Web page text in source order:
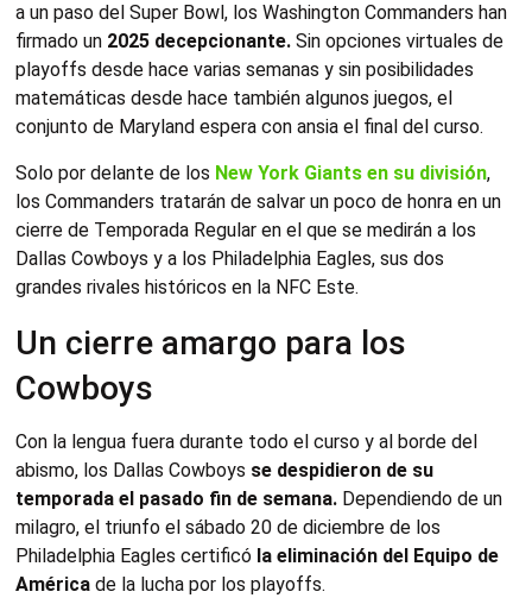
a un paso del Super Bowl, los Washington Commanders han
firmado un 2025 decepcionante. Sin opciones virtuales de
playoffs desde hace varias semanas y sin posibilidades
matemáticas desde hace también algunos juegos, el
conjunto de Maryland espera con ansia el final del curso.
Solo por delante de los New York Giants en su división,
los Commanders tratarán de salvar un poco de honra en un
cierre de Temporada Regular en el que se medirán a los
Dallas Cowboys y a los Philadelphia Eagles, sus dos
grandes rivales históricos en la NFC Este.
Un cierre amargo para los
Cowboys
Con la lengua fuera durante todo el curso y al borde del
abismo, los Dallas Cowboys se despidieron de su
temporada el pasado fin de semana. Dependiendo de un
milagro, el triunfo el sábado 20 de diciembre de los
Philadelphia Eagles certificó la eliminación del Equipo de
América de la lucha por los playoffs.